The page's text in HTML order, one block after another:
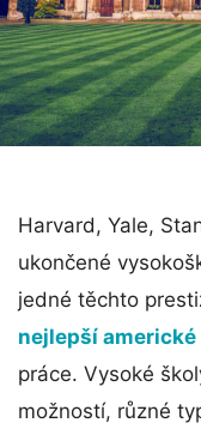
Harvard, Yale,
ukončené
jedné těchto
nejlepší
práce. Vysoké
možností, různé